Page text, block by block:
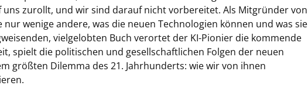
uns zurollt, und wir sind darauf nicht vorbereitet. Als Mitgründer von
wenige andere, was die neuen Technologien können und was sie
vielgelobten Buch verortet der KI-Pionier die kommende
spielt die politischen und gesellschaftlichen Folgen der neuen
größten Dilemma des 21. Jahrhunderts: wie wir von ihnen